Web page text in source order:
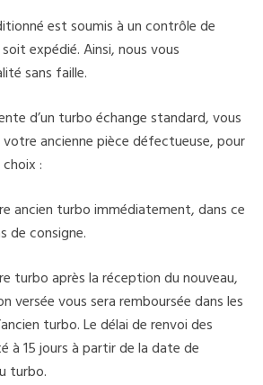
est soumis à un contrôle de
expédié. Ainsi, nous vous
sans faille.
d’un turbo échange standard, vous
ancienne pièce défectueuse, pour
:
ancien turbo immédiatement, dans ce
de consigne.
turbo après la réception du nouveau,
versée vous sera remboursée dans les
turbo. Le délai de renvoi des
à 15 jours à partir de la date de
turbo.